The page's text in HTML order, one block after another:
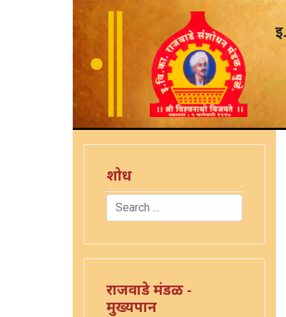
शोध
Search
राजवाडे मंडळ -
मुख्यपान